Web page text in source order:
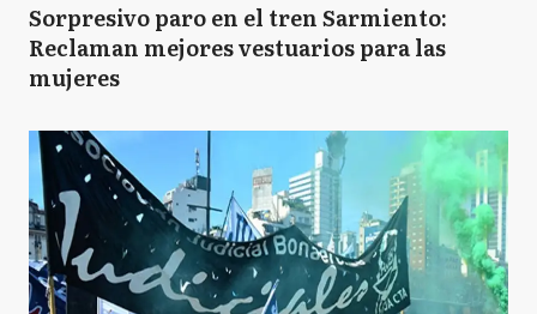
Sorpresivo paro en el tren Sarmiento:
Reclaman mejores vestuarios para las
mujeres